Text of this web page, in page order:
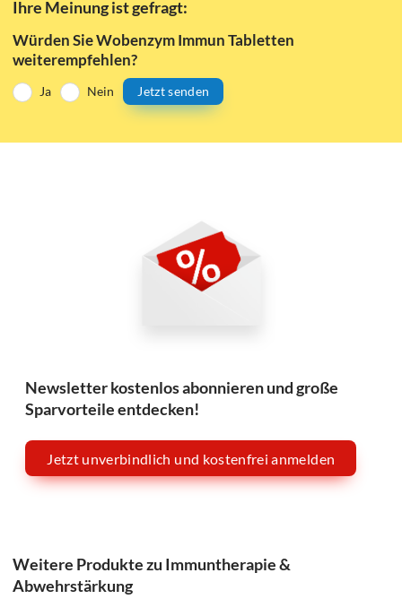
Ihre Meinung ist gefragt:
Würden Sie Wobenzym Immun Tabletten
weiterempfehlen?
Ja Nein Jetzt senden
Newsletter kostenlos abonnieren und große
Sparvorteile entdecken!
Jetzt unverbindlich und kostenfrei anmelden
Weitere Produkte zu Immuntherapie &
Abwehrstärkung